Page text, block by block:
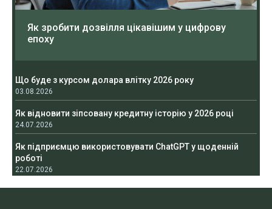
Як зробити дозвілля цікавішим у цифрову
епоху
Що буде з курсом долара влітку 2026 року
03.08.2026
Як відновити зіпсовану кредитну історію у 2026 році
24.07.2026
Як підприємцю використовувати ChatGPT у щоденній
роботі
22.07.2026